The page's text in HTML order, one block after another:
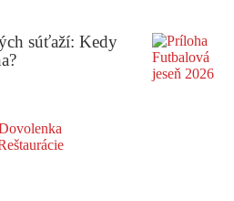
súťaží: Kedy